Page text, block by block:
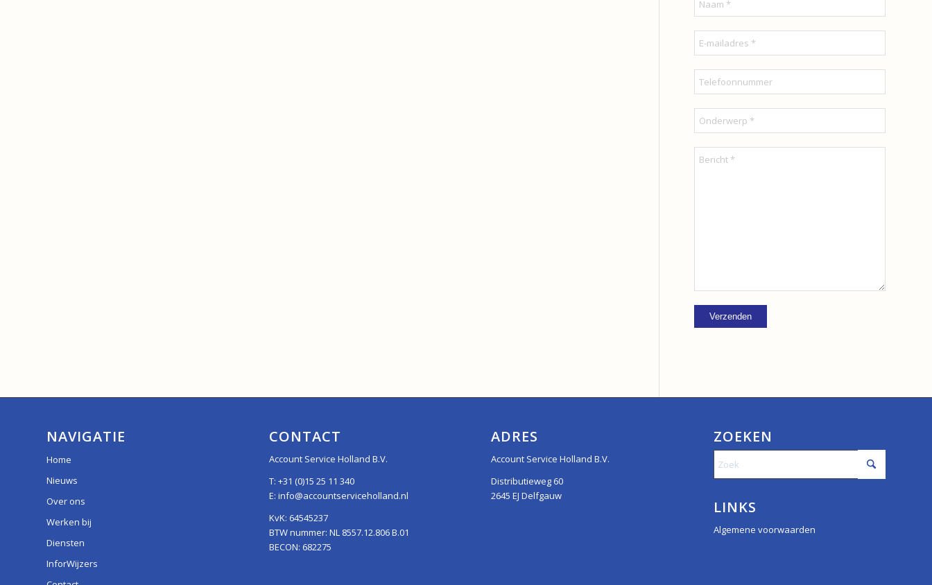
NAVIGATIE
Home
Nieuws
Over ons
Werken bij
Diensten
InforWijzers
CONTACT
Account Service Holland B.V.
T: +31 (0)15 25 11 340
E: info@accountserviceholland.nl
KvK: 64545237
BTW nummer: NL 8557.12.806 B.01
BECON: 682275
ADRES
Account Service Holland B.V.
Distributieweg 60
2645 EJ Delfgauw
ZOEKEN
LINKS
Algemene voorwaarden